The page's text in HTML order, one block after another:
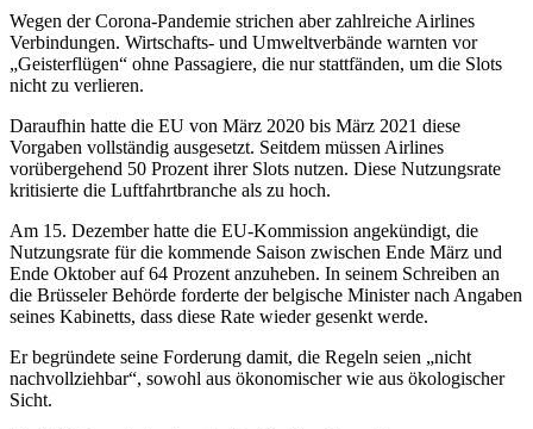
Wegen der Corona-Pandemie strichen aber zahlreiche Airlines
Verbindungen. Wirtschafts- und Umweltverbände warnten vor
„Geisterflügen“ ohne Passagiere, die nur stattfänden, um die Slots
nicht zu verlieren.
Daraufhin hatte die EU von März 2020 bis März 2021 diese
Vorgaben vollständig ausgesetzt. Seitdem müssen Airlines
vorübergehend 50 Prozent ihrer Slots nutzen. Diese Nutzungsrate
kritisierte die Luftfahrtbranche als zu hoch.
Am 15. Dezember hatte die EU-Kommission angekündigt, die
Nutzungsrate für die kommende Saison zwischen Ende März und
Ende Oktober auf 64 Prozent anzuheben. In seinem Schreiben an
die Brüsseler Behörde forderte der belgische Minister nach Angaben
seines Kabinetts, dass diese Rate wieder gesenkt werde.
Er begründete seine Forderung damit, die Regeln seien „nicht
nachvollziehbar“, sowohl aus ökonomischer wie aus ökologischer
Sicht.